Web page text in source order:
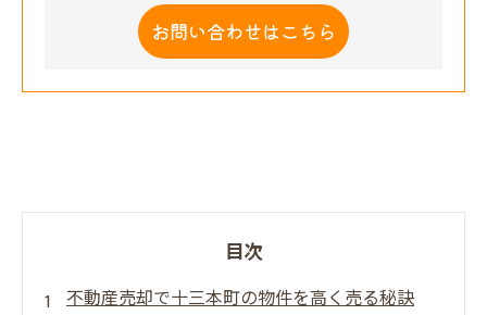
お問い合わせはこちら
目次
不動産売却で十三本町の物件を高く売る秘訣